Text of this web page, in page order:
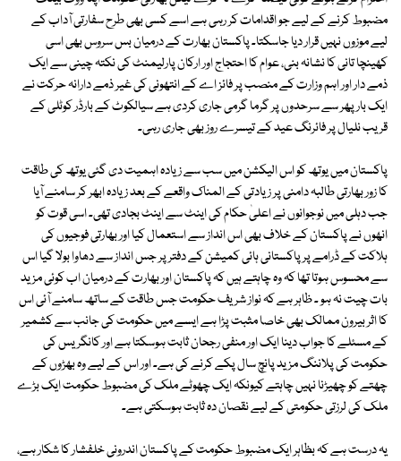
مضبوط کرنے کے لیے جو اقدامات کر رہی ہے اسے کسی بھی طرح سفارتی آداب کے
لیے موزوں نہیں قرار دیا جاسکتا۔ پاکستان بھارت کے درمیان بس سروس بھی اسی
کھینچا تانی کا نشانہ بنی، عوام کا احتجاج اور ارکان پارلیمنٹ کی نکتہ چینی سے ایک
ذمے دار اور اہم وزارت کے منصب پر فائز اے کے انتھونی کی غیر ذمے دارانہ حرکت نے
ایک بار پھر سے سرحدوں پر گرما گرمی جاری کردی ہے سیالکوٹ کے بارڈر کوٹلی کے
قریب نلیال پر فائرنگ عید کے تیسرے روز بھی جاری رہی۔
پاکستان میں یوتھ کو اس الیکشن میں سب سے زیادہ اہمیت دی گئی یوتھ کی طاقت
کا زور بھارتی طالبہ دامنی پر زیادتی کے المناک واقعے کے بعد زیادہ ابھر کر سامنے آیا
جب دہلی میں نوجوانوں نے اعلیٰ حکام کی اینٹ سے اینٹ بجادی تھی۔ اسی قوت کو
انھوں نے پاکستان کے خلاف بھی اس انداز سے استعمال کیا اور بھارتی فوجیوں کی
ہلاکت کے ڈرامے پر پاکستانی ہائی کمیشن کے دفتر پر جس انداز سے دھاوا بولا گیا اس
سے محسوس ہوتا تھا کہ وہ چاہتے ہیں کہ پاکستان اور بھارت کے درمیان اب کوئی مزید
بات چیت نہ ہو ۔ ظاہر ہے کہ نواز شریف حکومت جس طاقت کے ساتھ سامنے آئی اس
کا اثر بیرون ممالک بھی خاصا مثبت پڑا ہے ایسے میں حکومت کی جانب سے کشمیر
کے مسئلے کا جواب دینا ایک اور منفی رجحان ثابت ہوسکتا ہے اور کانگریس کی
حکومت کی پلاننگ مزید پانچ سال پکے کرنے کی ہے۔ اور اس کے لیے وہ بھڑوں کے
چھتے کو چھیڑنا نہیں چاہتے کیونکہ ایک چھوٹے ملک کی مضبوط حکومت ایک بڑے
ملک کی لرزتی حکومتی کے لیے نقصان دہ ثابت ہوسکتی ہے۔
یہ درست ہے کہ بظاہر ایک مضبوط حکومت کے پاکستان اندرونی خلفشار کا شکار ہے،